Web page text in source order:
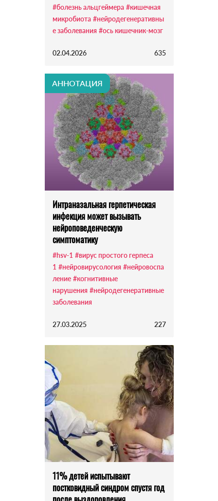
#болезнь альцгеймера #кишечная
микробиота #нейродегенеративны
е заболевания #ось кишечник-мозг
02.04.2026 635
АННОТАЦИЯ
Интраназальная герпетическая
инфекция может вызывать
нейроповеденческую
симптоматику
#hsv-1 #вирус простого герпеса
1 #нейровирусология #нейровоспа
ление #когнитивные
нарушения #нейродегенеративные
заболевания
27.03.2025 227
11% детей испытывают
постковидный синдром спустя год